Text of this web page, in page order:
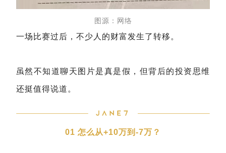
图源：网络
一场比赛过后，不少人的财富发生了转移。
虽然不知道聊天图片是真是假，但背后的投资思维
还挺值得说道。
01 怎么从+10万到-7万？